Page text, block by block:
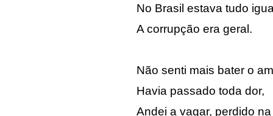
No Brasil estava tudo
A corrupção era geral.
Não senti mais bater o
Havia passado toda dor,
Andei a vagar, perdido